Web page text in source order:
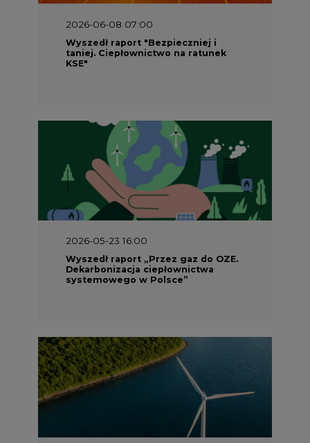
2026-06-08 07:00
Wyszedł raport "Bezpieczniej i
taniej. Ciepłownictwo na ratunek
KSE"
2026-05-23 16:00
Wyszedł raport „Przez gaz do OZE.
Dekarbonizacja ciepłownictwa
systemowego w Polsce”